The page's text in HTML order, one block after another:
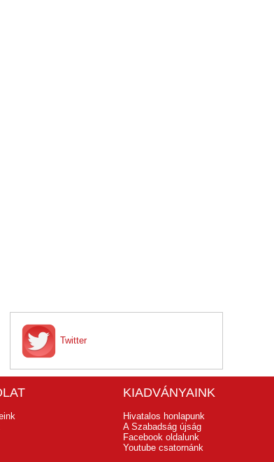
Twitter
KIADVÁNYAINK
Hivatalos honlapunk
A Szabadság újság
Facebook oldalunk
Youtube csatornánk